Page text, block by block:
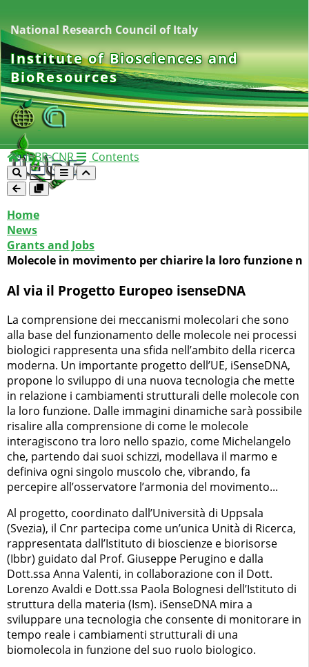
National Research Council of Italy
Institute of Biosciences and
BioResources
IBBR-CNR Contents
Home
News
Grants and Jobs
Molecole in movimento per chiarire la loro funzione
Al via il Progetto Europeo isenseDNA
La comprensione dei meccanismi molecolari che sono
alla base del funzionamento delle molecole nei processi
biologici rappresenta una sfida nell’ambito della ricerca
moderna. Un importante progetto dell’UE, iSenseDNA,
propone lo sviluppo di una nuova tecnologia che mette
in relazione i cambiamenti strutturali delle molecole con
la loro funzione. Dalle immagini dinamiche sarà possibile
risalire alla comprensione di come le molecole
interagiscono tra loro nello spazio, come Michelangelo
che, partendo dai suoi schizzi, modellava il marmo e
definiva ogni singolo muscolo che, vibrando, fa
percepire all’osservatore l’armonia del movimento...
Al progetto, coordinato dall’Università di Uppsala
(Svezia), il Cnr partecipa come un’unica Unità di Ricerca,
rappresentata dall’Istituto di bioscienze e biorisorse
(Ibbr) guidato dal Prof. Giuseppe Perugino e dalla
Dott.ssa Anna Valenti, in collaborazione con il Dott.
Lorenzo Avaldi e Dott.ssa Paola Bolognesi dell’Istituto di
struttura della materia (Ism). iSenseDNA mira a
sviluppare una tecnologia che consente di monitorare in
tempo reale i cambiamenti strutturali di una
biomolecola in funzione del suo ruolo biologico.